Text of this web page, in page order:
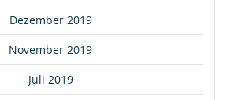
Dezember 2019
November 2019
Juli 2019